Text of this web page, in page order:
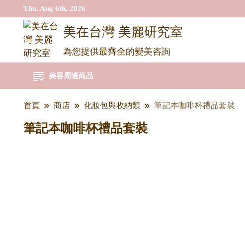
Thu. Aug 6th, 2026
美在台灣 美麗研究室
為您提供最齊全的變美咨詢
美容周邊商品
首頁 商店 化妝包與收納類 筆記本咖啡杯禮品套裝
筆記本咖啡杯禮品套裝